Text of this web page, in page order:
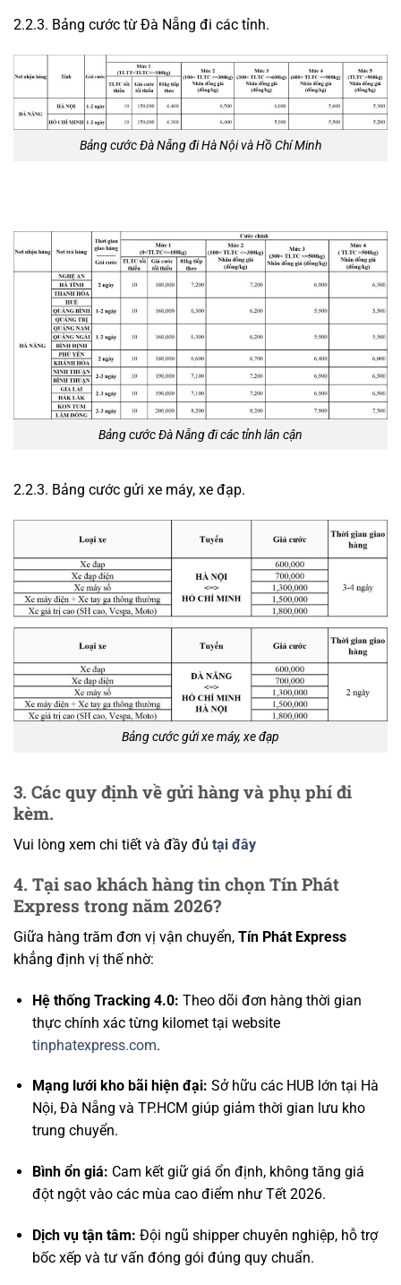
2.2.3. Bảng cước từ Đà Nẵng đi các tỉnh.
Bảng cước Đà Nẵng đi Hà Nội và Hồ Chí Minh
Bảng cước Đà Nẵng đi các tỉnh lân cận
2.2.3. Bảng cước gửi xe máy, xe đạp.
Bảng cước gửi xe máy, xe đạp
3. Các quy định về gửi hàng và phụ phí đi
kèm.
Vui lòng xem chi tiết và đầy đủ tại đây
4. Tại sao khách hàng tin chọn Tín Phát
Express trong năm 2026?
Giữa hàng trăm đơn vị vận chuyển, Tín Phát Express
khẳng định vị thế nhờ:
Hệ thống Tracking 4.0: Theo dõi đơn hàng thời gian
thực chính xác từng kilomet tại website
tinphatexpress.com.
Mạng lưới kho bãi hiện đại: Sở hữu các HUB lớn tại Hà
Nội, Đà Nẵng và TP.HCM giúp giảm thời gian lưu kho
trung chuyển.
Bình ổn giá: Cam kết giữ giá ổn định, không tăng giá
đột ngột vào các mùa cao điểm như Tết 2026.
Dịch vụ tận tâm: Đội ngũ shipper chuyên nghiệp, hỗ trợ
bốc xếp và tư vấn đóng gói đúng quy chuẩn.